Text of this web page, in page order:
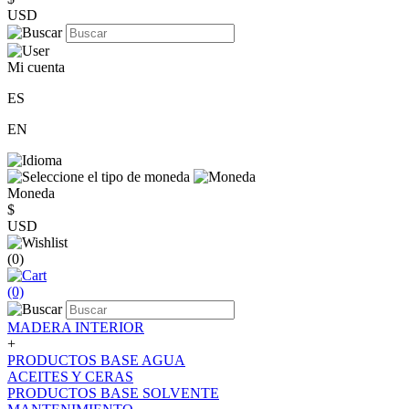
USD
Mi cuenta
ES
EN
Moneda
$
USD
(0)
(0)
MADERA INTERIOR
+
PRODUCTOS BASE AGUA
ACEITES Y CERAS
PRODUCTOS BASE SOLVENTE